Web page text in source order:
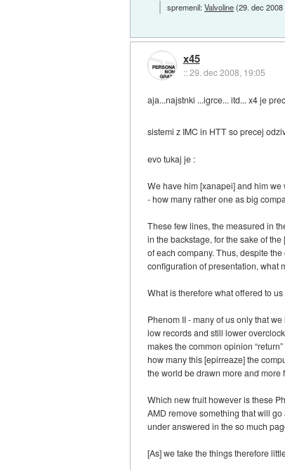
spremenil:Valvoline(29. dec
x45
::29. dec 2008, 19:05
aja...najstnki ...igrce... itd... x4 je
sistemi z IMC in HTT so precej
evo tukaj je :
We have him [xanapei] and him
- how many rather one as big
These few lines, the measured in
in the backstage, for the sake of
of each company. Thus, despite
configuration of presentation, what
What is therefore what offered to
Phenom II - many of us only that
low records and still lower
makes the common opinion
how many this [epirreaze] the
the world be drawn more and more
Which new fruit however is these
AMD remove something that will
under answered in the so much
[As] we take the things therefore